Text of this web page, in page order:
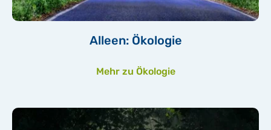
Alleen: Ökologie
Mehr zu Ökologie